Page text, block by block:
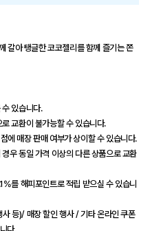
갈아 탱글한 코코젤리를 함께 즐기는 쫀
있습니다.
교환이 불가능할 수 있습니다.
에 매장 판매 여부가 상이할 수 있습니다.
우 동일 가격 이상의 다른 상품으로 교환
를 해피포인트로 적립 받으실 수 있습니
등)/ 매장 할인 행사 / 기타 온라인 쿠폰